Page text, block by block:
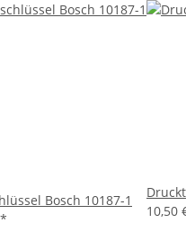
Bosch 10187-1
*
10,50